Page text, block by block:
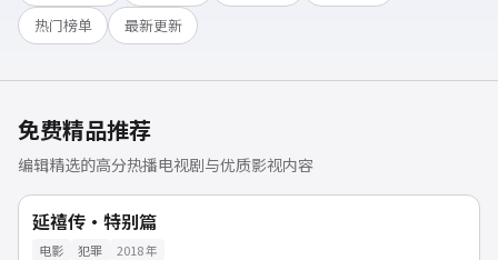
热门榜单
最新更新
免费精品推荐
编辑精选的高分热播电视剧与优质影视内容
中国
延禧传·特别篇
电影 犯罪 2018年